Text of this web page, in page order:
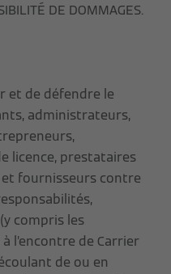
DE DOMMAGES.
et de défendre le
administrateurs,
licence, prestataires
fournisseurs contre
compris les
l’encontre de Carrier
de ou en